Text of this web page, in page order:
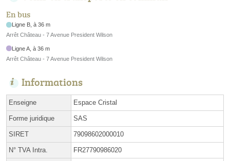
En bus
Ligne B, à 36 m
Arrêt Château - 7 Avenue President Wilson
Ligne A, à 36 m
Arrêt Château - 7 Avenue President Wilson
Informations
Enseigne Espace Cristal
Forme juridique SAS
SIRET 79098602000010
N° TVA Intra. FR27790986020